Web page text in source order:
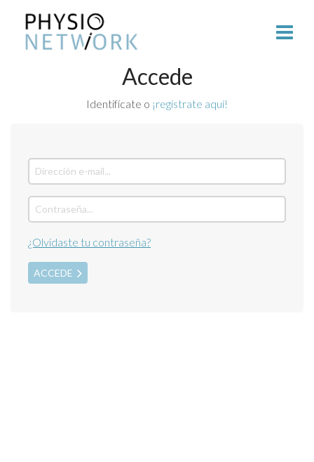
Accede
Identifícate o ¡regístrate aquí!
¿Olvidaste tu contraseña?
ACCEDE